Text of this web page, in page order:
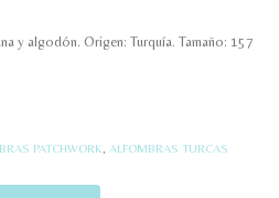
y algodón. Origen: Turquía. Tamaño: 157
PATCHWORK ALFOMBRAS TURCAS